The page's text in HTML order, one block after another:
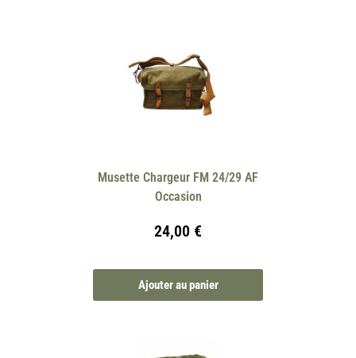
Musette Chargeur FM 24/29 AF
Occasion
24,00 €
Ajouter au panier